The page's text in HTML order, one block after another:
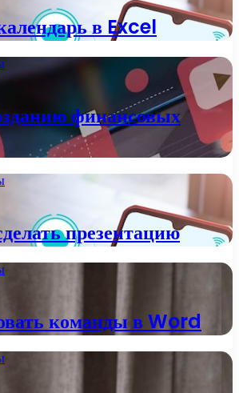
в Excel
финансовых
презентацию
команды в Word